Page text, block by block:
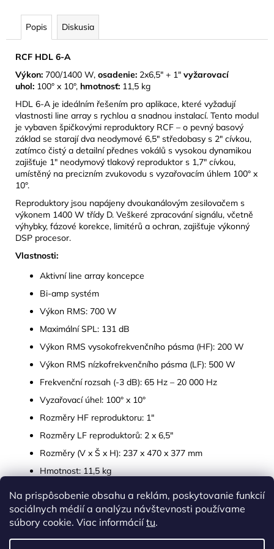
Na prispôsobenie obsahu a reklám, poskytovanie funkcií
sociálnych médií a analýzu návštevnosti používame
súbory cookie. Viac informáciítu.
Popis Diskusia
RCF HDL 6-A
Výkon: 700/1400 W, osadenie: 2x6,5" + 1" vyžarovací
uhol: 100° x 10°, hmotnosť: 11,5 kg
HDL 6-A je ideálním řešením pro aplikace, které vyžadují
vlastnosti line array s rychlou a snadnou instalací. Tento modul
je vybaven špičkovými reproduktory RCF – o pevný basový
základ se starají dva neodymové 6,5" středobasy s 2" cívkou,
zatímco čistý a detailní přednes vokálů s vysokou dynamikou
zajišťuje 1" neodymový tlakový reproduktor s 1,7" cívkou,
umístěný na precizním zvukovodu s vyzařovacím úhlem 100° x
10°.
Reproduktory jsou napájeny dvoukanálovým zesilovačem s
výkonem 1400 W třídy D. Veškeré zpracování signálu, včetně
výhybky, fázové korekce, limitérů a ochran, zajišťuje výkonný
DSP procesor.
Vlastnosti:
Aktivní line array koncepce
Bi-amp systém
Výkon RMS: 700 W
Maximální SPL: 131 dB
Výkon RMS vysokofrekvenčního pásma (HF): 200 W
Výkon RMS nízkofrekvenčního pásma (LF): 500 W
Frekvenční rozsah (-3 dB): 65 Hz – 20 000 Hz
Vyzařovací úhel: 100° x 10°
Rozměry HF reproduktoru: 1"
Rozměry LF reproduktorů: 2 x 6,5"
Rozměry (V x Š x H): 237 x 470 x 377 mm
Hmotnost: 11,5 kg